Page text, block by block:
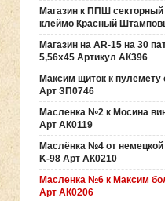
Магазин к ППШ секторный
клеймо Красный
Магазин на AR-15 на 30
5,56х45 Артикул АК396
Максим щиток к пулемёту
Арт ЗП0746
Масленка №2 к Мосина
Арт АК0119
Маслёнка №4 от немецкой
K-98 Арт АК0210
Масленка №6 к Максим
Арт АК0206